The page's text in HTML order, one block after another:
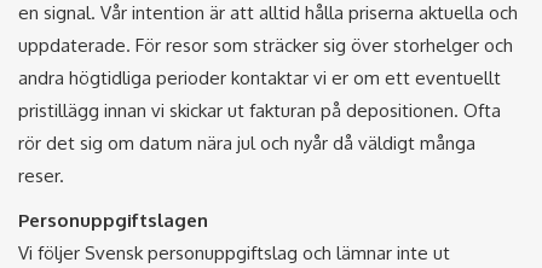
en signal. Vår intention är att alltid hålla priserna aktuella och
uppdaterade. För resor som sträcker sig över storhelger och
andra högtidliga perioder kontaktar vi er om ett eventuellt
pristillägg innan vi skickar ut fakturan på depositionen. Ofta
rör det sig om datum nära jul och nyår då väldigt många
reser.
Personuppgiftslagen
Vi följer Svensk personuppgiftslag och lämnar inte ut